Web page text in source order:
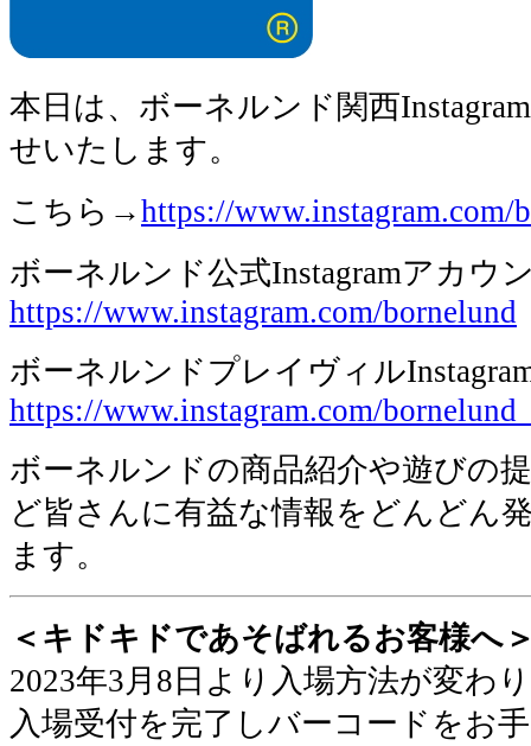
本日は、ボーネルンド関西
せいたします。
こちら→https://www.instagram.com/
ボーネルンド公式Instagramアカウ
https://www.instagram.com/bornelund
ボーネルンドプレイヴィル
https://www.instagram.com/
ボーネルンドの商品紹介や遊びの
ど皆さんに有益な情報をどんどん
ます。
＜キドキドであそばれるお客様へ
2023年3月8日より入場方法が変わ
入場受付を完了しバーコードをお